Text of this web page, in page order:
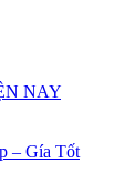
NAY
– Gía Tốt